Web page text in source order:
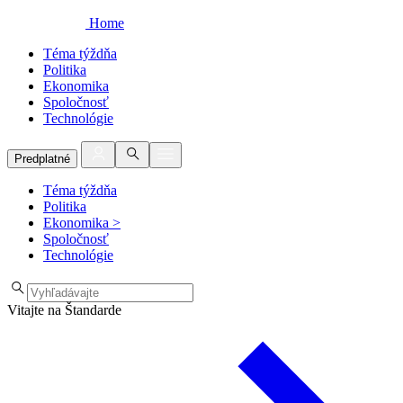
Home
Téma týždňa
Politika
Ekonomika
Spoločnosť
Technológie
Predplatné
Téma týždňa
Politika
Ekonomika >
Spoločnosť
Technológie
Vitajte na Štandarde